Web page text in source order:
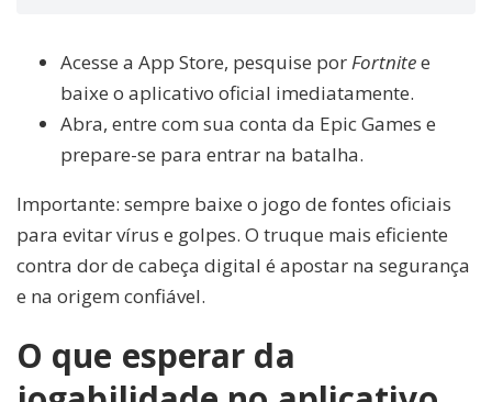
Acesse a App Store, pesquise porFortnitee
baixe o aplicativo oficial imediatamente.
Abra, entre com sua conta da Epic Games e
prepare-se para entrar na batalha.
Importante: sempre baixe o jogo de fontes oficiais
para evitar vírus e golpes. O truque mais eficiente
contra dor de cabeça digital é apostar na segurança
e na origem confiável.
O que esperar da